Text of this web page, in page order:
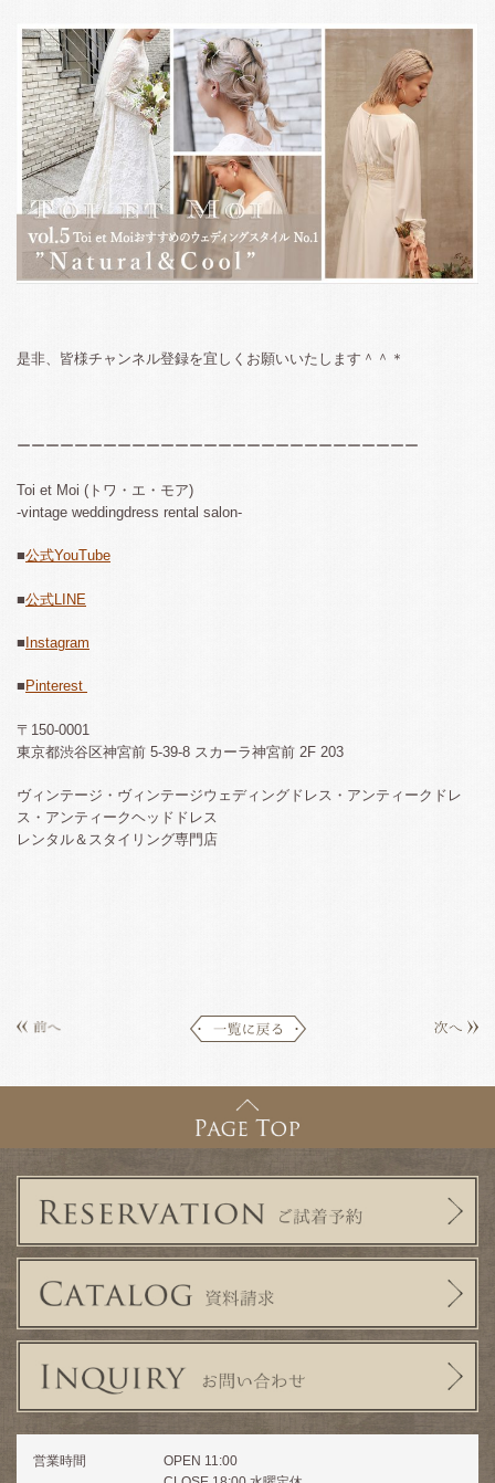
是非、皆様チャンネル登録を宜しくお願いいたします＾＾＊
ーーーーーーーーーーーーーーーーーーーーーーーーーーーー
Toi et Moi (トワ・エ・モア)
-vintage weddingdress rental salon-
■公式YouTube
■公式LINE
■ Instagram
■ Pinterest
〒150-0001
東京都渋谷区神宮前 5-39-8 スカーラ神宮前 2F 203
ヴィンテージ・ヴィンテージウェディングドレス・アンティークドレ
ス・アンティークヘッドドレス
レンタル＆スタイリング専門店
営業時間
OPEN 11:00